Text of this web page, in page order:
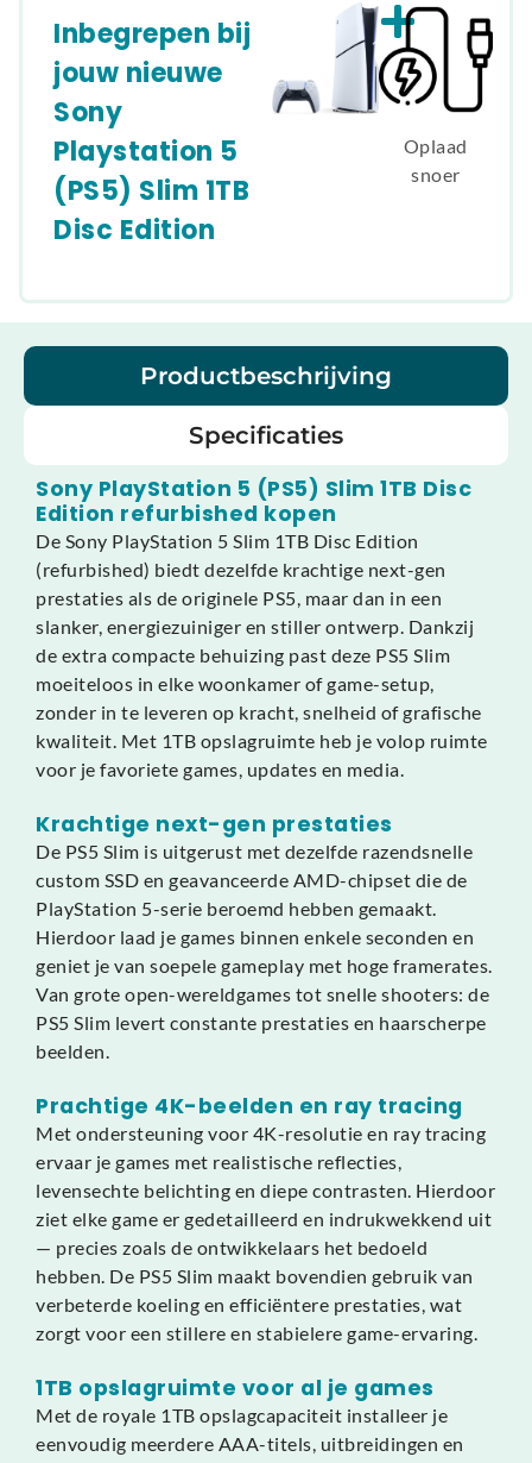
Inbegrepen bij
jouw nieuwe
Sony
Playstation 5
(PS5) Slim 1TB
Disc Edition
Oplaad
snoer
Productbeschrijving
Specificaties
Sony PlayStation 5 (PS5) Slim 1TB Disc
Edition refurbished kopen
De Sony PlayStation 5 Slim 1TB Disc Edition
(refurbished) biedt dezelfde krachtige next-gen
prestaties als de originele PS5, maar dan in een
slanker, energiezuiniger en stiller ontwerp. Dankzij
de extra compacte behuizing past deze PS5 Slim
moeiteloos in elke woonkamer of game-setup,
zonder in te leveren op kracht, snelheid of grafische
kwaliteit. Met 1TB opslagruimte heb je volop ruimte
voor je favoriete games, updates en media.
Krachtige next-gen prestaties
De PS5 Slim is uitgerust met dezelfde razendsnelle
custom SSD en geavanceerde AMD-chipset die de
PlayStation 5-serie beroemd hebben gemaakt.
Hierdoor laad je games binnen enkele seconden en
geniet je van soepele gameplay met hoge framerates.
Van grote open-wereldgames tot snelle shooters: de
PS5 Slim levert constante prestaties en haarscherpe
beelden.
Prachtige 4K-beelden en ray tracing
Met ondersteuning voor 4K-resolutie en ray tracing
ervaar je games met realistische reflecties,
levensechte belichting en diepe contrasten. Hierdoor
ziet elke game er gedetailleerd en indrukwekkend uit
— precies zoals de ontwikkelaars het bedoeld
hebben. De PS5 Slim maakt bovendien gebruik van
verbeterde koeling en efficiëntere prestaties, wat
zorgt voor een stillere en stabielere game-ervaring.
1TB opslagruimte voor al je games
Met de royale 1TB opslagcapaciteit installeer je
eenvoudig meerdere AAA-titels, uitbreidingen en